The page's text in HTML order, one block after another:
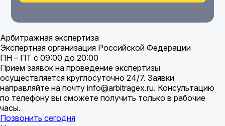
Арбитражная экспертиза
Экспертная организация Российской Федерации
ПН – ПТ с 09:00 до 20:00
Прием заявок на проведение экспертизы
осуществляется круглосуточно 24/7. Заявки
направляйте на почту info@arbitragex.ru. Консультацию
по телефону вы сможете получить только в рабочие
часы.
Позвонить сегодня